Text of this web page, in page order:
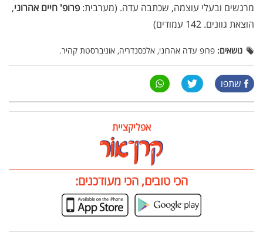
מרגשים ובעלי עוצמה, שכתבה עדה. (מערבית: פרופ' חיים אהרוני,
הוצאת גוונים. 142 עמודים)
נושאים: פרופ עדה אהרוני, אלכסנדריה, אוניברסטת קהיר.
שתפו
אפליקציית
הכי טובים, הכי מעודכנים: